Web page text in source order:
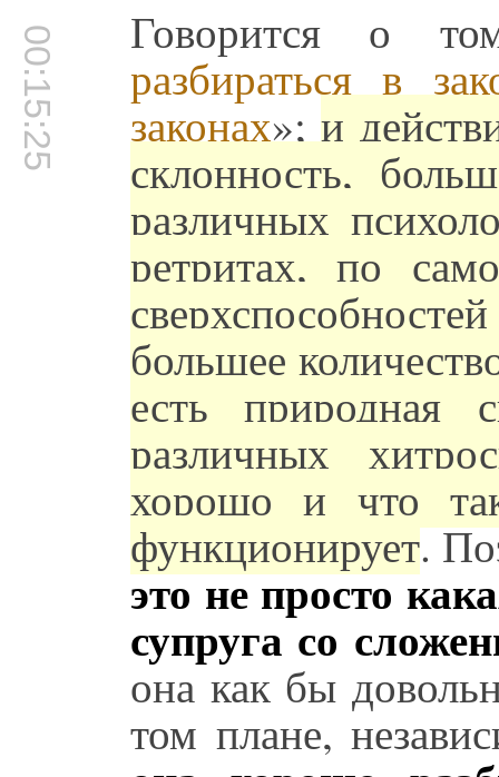
00:15:25 Говорится о
разбираться в
законах»;и
склонность,
различных
ретритах, по
большее
есть природная
различных
хорошо и что
функционирует.
это не просто
супруга со
она как бы
том плане,